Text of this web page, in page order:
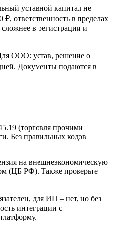
уставной капитал не
ответственность в пределах
в регистрации и
ООО: устав, решение о
Документы подаются в
(торговля прочими
Без правильных кодов
на внешнеэкономическую
(ЦБ РФ). Также проверьте
для ИП – нет, но без
интеграции с